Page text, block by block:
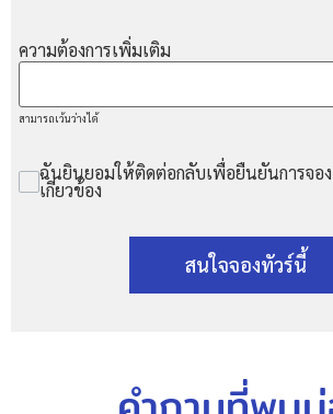
ความต้องการเพิ่มเติม
สามารถเว้นว่างได้
ฉันยินยอมให้ติดต่อกลับเพื่อยืนยันการจอ
เกี่ยวข้อง
สนใจจองทัวร์นี้